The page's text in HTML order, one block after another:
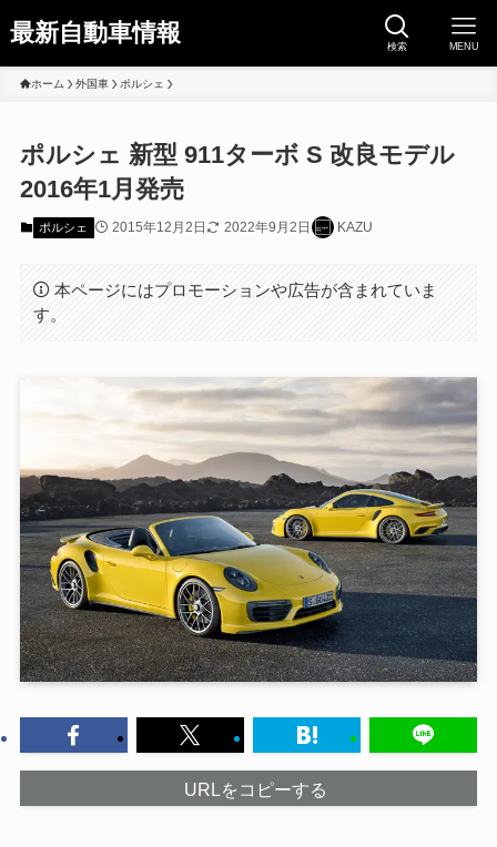
最新自動車情報 検索 MENU
ホーム 外国車 ポルシェ
ポルシェ 新型 911ターボ S 改良モデル
2016年1月発売
ポルシェ 2015年12月2日 2022年9月2日 KAZU
本ページにはプロモーションや広告が含まれていま
す。
URLをコピーする